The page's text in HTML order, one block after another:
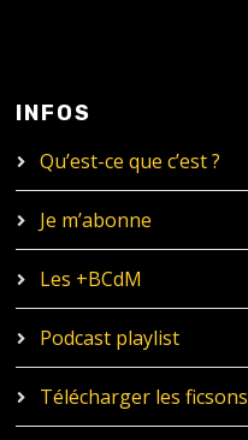
INFOS
Qu’est-ce que c’est ?
Je m’abonne
Les +BCdM
Podcast playlist
Télécharger les ficsons